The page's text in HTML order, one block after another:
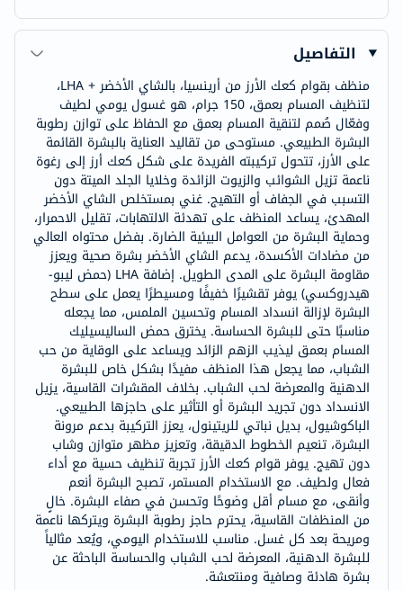
التفاصيل
منظف بقوام كعك الأرز من أرينسيا، بالشاي الأخضر + ‏LHA،
لتنظيف المسام بعمق، 150 جرام، هو غسول يومي لطيف
وفعّال صُمم لتنقية المسام بعمق مع الحفاظ على توازن رطوبة
البشرة الطبيعي. مستوحى من تقاليد العناية بالبشرة القائمة
على الأرز، تتحول تركيبته الفريدة على شكل كعك أرز إلى رغوة
ناعمة تزيل الشوائب والزيوت الزائدة وخلايا الجلد الميتة دون
التسبب في الجفاف أو التهيج. غني بمستخلص الشاي الأخضر
المهدئ، يساعد المنظف على تهدئة الالتهابات، تقليل الاحمرار،
وحماية البشرة من العوامل البيئية الضارة. بفضل محتواه العالي
من مضادات الأكسدة، يدعم الشاي الأخضر بشرة صحية ويعزز
مقاومة البشرة على المدى الطويل. إضافة LHA (حمض ليبو-
هيدروكسي) يوفر تقشيرًا خفيفًا ومسيطرًا يعمل على سطح
البشرة لإزالة انسداد المسام وتحسين الملمس، مما يجعله
مناسبًا حتى للبشرة الحساسة. يخترق حمض الساليسيليك
المسام بعمق ليذيب الزهم الزائد ويساعد على الوقاية من حب
الشباب، مما يجعل هذا المنظف مفيدًا بشكل خاص للبشرة
الدهنية والمعرضة لحب الشباب. بخلاف المقشرات القاسية، يزيل
الانسداد دون تجريد البشرة أو التأثير على حاجزها الطبيعي.
الباكوشيول، بديل نباتي للريتينول، يعزز التركيبة بدعم مرونة
البشرة، تنعيم الخطوط الدقيقة، وتعزيز مظهر متوازن وشاب
دون تهيج. يوفر قوام كعك الأرز تجربة تنظيف حسية مع أداء
فعال ولطيف. مع الاستخدام المستمر، تصبح البشرة أنعم
وأنقى، مع مسام أقل وضوحًا وتحسن في صفاء البشرة. خالٍ
من المنظفات القاسية، يحترم حاجز رطوبة البشرة ويتركها ناعمة
ومريحة بعد كل غسل. مناسب للاستخدام اليومي، ويُعد مثالياً
للبشرة الدهنية، المعرضة لحب الشباب والحساسة الباحثة عن
بشرة هادئة وصافية ومنتعشة.